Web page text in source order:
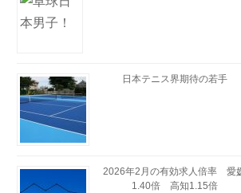
日本テニス界期待の若手
2026年2月の有効求人倍率 愛
1.40倍 高知1.15倍